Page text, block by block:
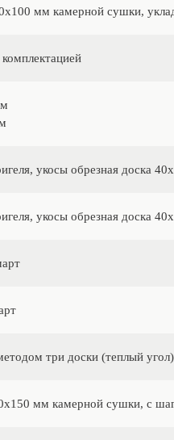
мм камерной сушки,
укосы обрезная доска
укосы обрезная доска
три доски (теплый
мм камерной сушки, с